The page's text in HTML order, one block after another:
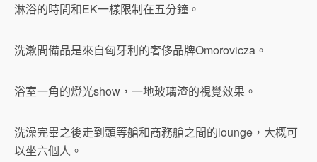
淋浴的時間和EK一樣限制在五分鐘。
洗漱間備品是來自匈牙利的奢侈品牌Omorovicza。
浴室一角的燈光show，一地玻璃渣的視覺效果。
洗澡完畢之後走到頭等艙和商務艙之間的lounge，大概可
以坐六個人。